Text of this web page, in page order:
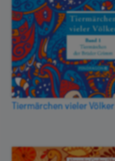
Tiermärchen vieler Völker